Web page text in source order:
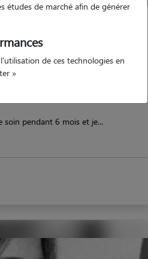
soin pendant 6 mois et je...
études de marché afin de générer
de ces technologies en
»